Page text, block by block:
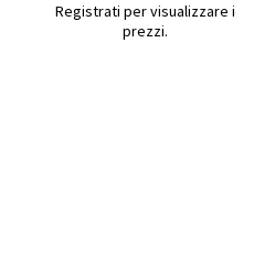
Registrati per visualizzare i
prezzi.